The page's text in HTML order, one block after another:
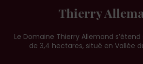
Thierry
Le Domaine Thierry Allemand
de 3,4 hectares, situé en Vallée